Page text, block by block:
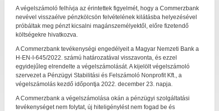
A végelszámoló felhívja az érintettek figyelmét, hogy a Commerzbank
nevével visszaélve pénzkölcsön felvételének kilátásba helyezésével
próbáltak meg pénzt kicsalni magánszemélyektől, előre fizetendő
költségekre hivatkozva.
A Commerzbank tevékenységi engedélyeit a Magyar Nemzeti Bank a
H-EN-I-645/2022. számú határozatával visszavonta, és ezzel
egyidejűleg elrendelte a végelszámolását. A kijelölt végelszámoló
szervezet a Pénzügyi Stabilitási és Felszámoló Nonprofit Kft., a
végelszámolás kezdő időpontja 2022. december 23. napja.
A Commerzbank a végelszámolása okán a pénzügyi szolgáltatási
tevékenységet nem folytat, új hiteligénylést nem fogad be és